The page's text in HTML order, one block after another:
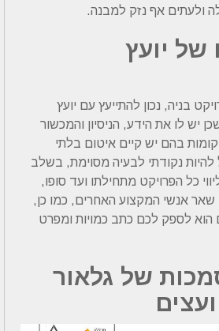
ולעתים אף נזק למבנה.
של יועץ
בניה, נכון להתייעץ עם יועץ
יש לו את הידע, הניסיון והמכשור
בהם יש קיים איטום בלתי
להיות נקודתי לבעיה מסוימת, בשלב
כל הפרויקט מתחילתו ועד סופו,
אנשי המקצוע האחרים, כמו כן,
הוא לספק לכם כתב כמויות ומפרט
של גלאור